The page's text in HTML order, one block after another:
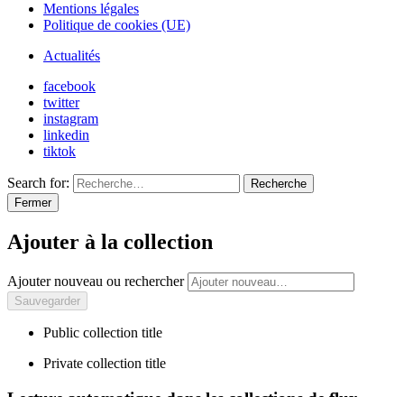
Mentions légales
Politique de cookies (UE)
Actualités
facebook
twitter
instagram
linkedin
tiktok
Search for:
Recherche
Fermer
Ajouter à la collection
Ajouter nouveau ou rechercher
Public collection title
Private collection title